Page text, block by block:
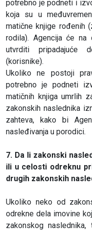
potrebno je podneti i
koja su u
matične knjige rođenih
rodila). Agencija će na
utvrditi pripadajuće
(korisnike).
Ukoliko ne postoji
potrebno je podneti
matičnih knjiga umrlih
zakonskih naslednika
zahteva, kako bi
nasleđivanja u porodici.
7. Da li zakonski
ili u celosti odreknu
drugih zakonskih
Ukoliko neko od
odrekne dela imovine
zakonskog